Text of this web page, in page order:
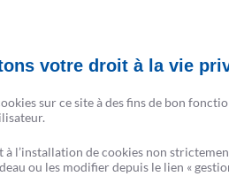
votre droit à la vie
sur ce site à des fins de bon
à l’installation de cookies non
ou les modifier depuis le lien «